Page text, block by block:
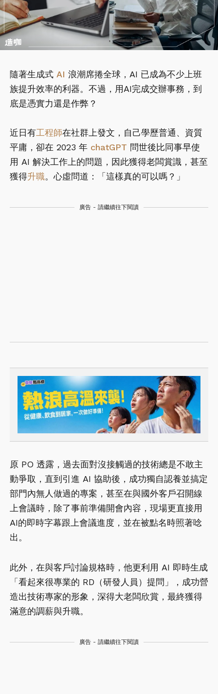
隨著生成式 AI 浪潮席捲全球，AI 已成為不少上班
族提升效率的利器。不過，用AI完成交辦事務，到
底是憑實力還是作弊？
近日有工程師在社群上發文，自己學歷普通、資質
平庸，卻在 2023 年 chatGPT 問世後比同事早使
用 AI 解決工作上的問題，因此獲得老闆賞識，甚至
獲得升職。心虛問道：「這樣真的可以嗎？」
廣告 - 請繼續往下閱讀
原 PO 透露，過去面對沒接觸過的技術總是不敢主
動爭取，直到引進 AI 協助後，成功獨自認養並搞定
部門內無人做過的專案，甚至在與國外客戶召開線
上會議時，除了事前準備開會內容，現場更直接用
AI的即時字幕跟上會議進度，並在被點名時照著唸
出。
此外，在與客戶討論規格時，他更利用 AI 即時生成
「看起來很專業的 RD（研發人員）提問」，成功營
造出技術專家的形象，深得大老闆欣賞，最終獲得
滿意的調薪與升職。
廣告 - 請繼續往下閱讀